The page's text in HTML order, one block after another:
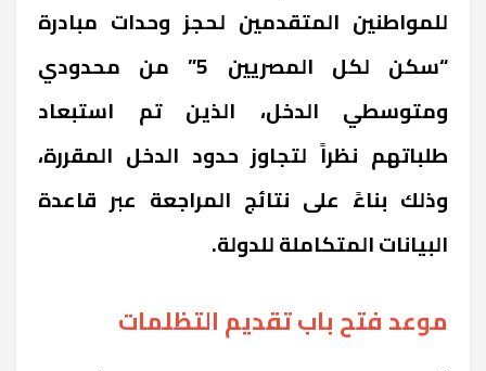
للمواطنين المتقدمين لحجز وحدات مبادرة
“سكن لكل المصريين 5” من محدودي
ومتوسطي الدخل، الذين تم استبعاد
طلباتهم نظراً لتجاوز حدود الدخل المقررة،
وذلك بناءً على نتائج المراجعة عبر قاعدة
البيانات المتكاملة للدولة.
موعد فتح باب تقديم التظلمات